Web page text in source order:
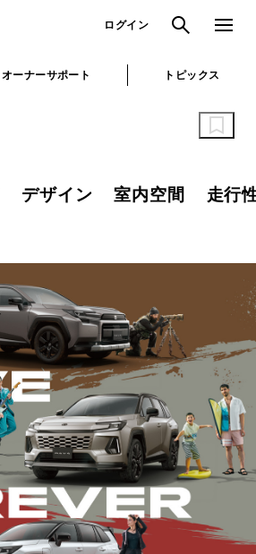
ログイン 検索 メニュ
オーナーサポート トピックス
デザイン 室内空間 走行